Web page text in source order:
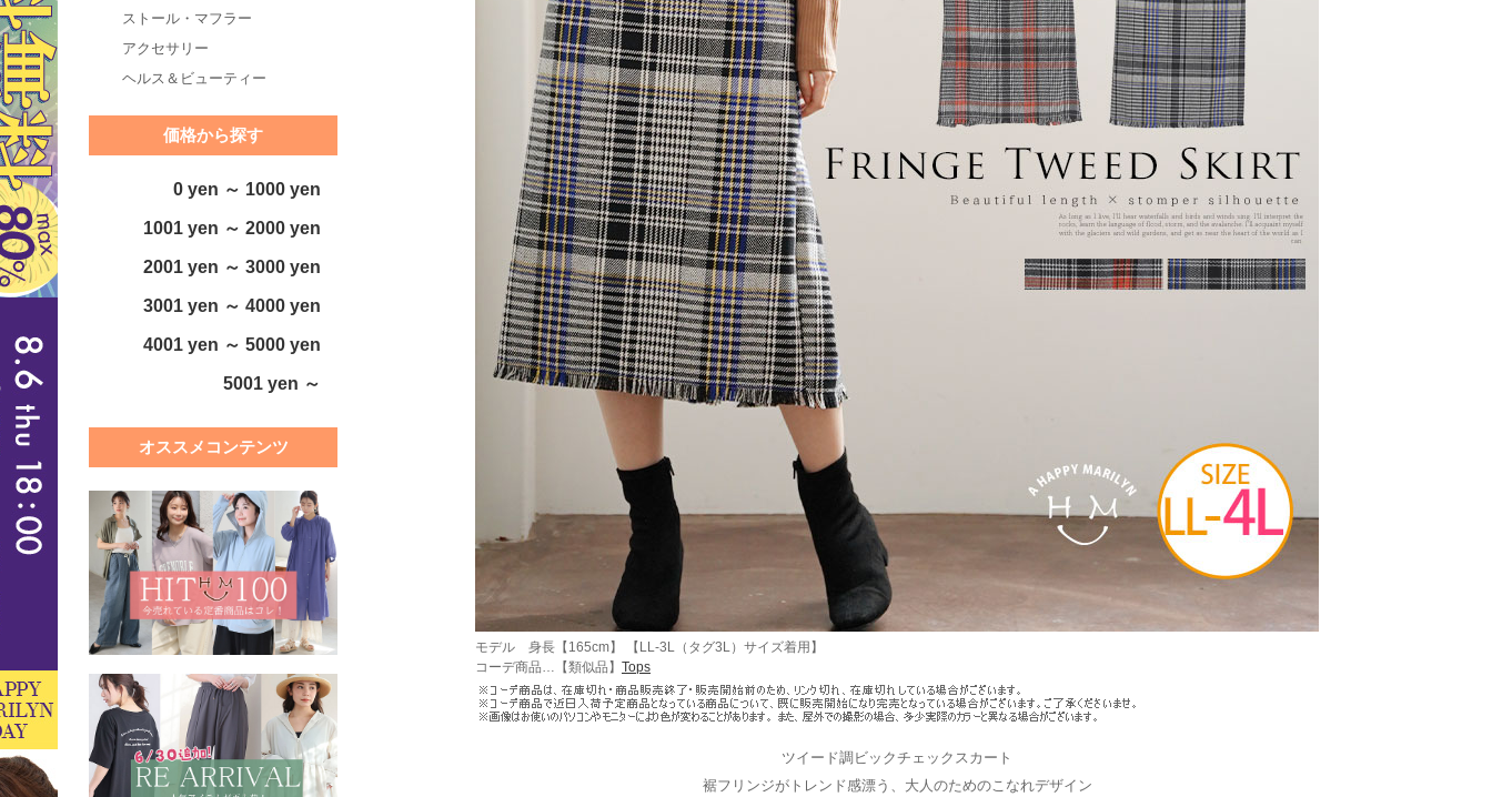
ストール・マフラー
アクセサリー
ヘルス＆ビューティー
価格から探す
0 yen ～ 1000 yen
1001 yen ～ 2000 yen
2001 yen ～ 3000 yen
3001 yen ～ 4000 yen
4001 yen ～ 5000 yen
5001 yen ～
オススメコンテンツ
モデル 身長【165cm】 【LL-3L（タグ3L）サイズ着用】
コーデ商品…【類似品】 Tops
ツイード調ビックチェックスカート
裾フリンジがトレンド感漂う、大人のためのこなれデザイン